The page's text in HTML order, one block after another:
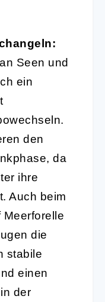
Seen und
ein
den
da
ihre
Auch beim
die
stabile
einen
der